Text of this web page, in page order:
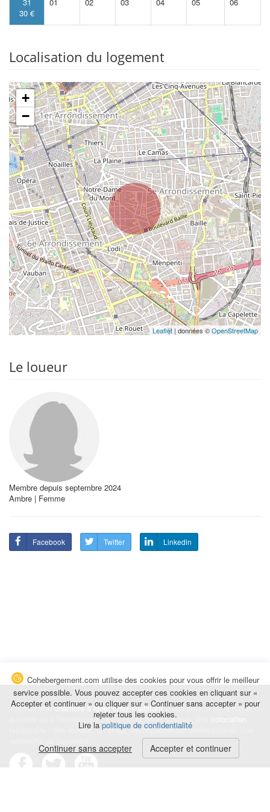
30 €
Localisation du logement
+
−
Leaflet | données ©OpenStreetMap
Le loueur
Membre depuis septembre 2024
Ambre | Femme
Facebook Twitter Linkedin
Trouvez unechambre à louer chez l'habitantà la nuitée, à la semaine,
au mois ou à l'année pour de courts et longs séjours, une
temporaire : des études, un stage, un déplacement professionnel, une
Cohebergement.com utilise des cookies pour vous offrir le meilleur
service possible. Vous pouvez accepter ces cookies en cliquant sur «
Accepter et continuer » ou cliquer sur « Continuer sans accepter » pour
rejeter tous les cookies.
Lire la politique de confidentialité
Continuer sans accepter Accepter et continuer